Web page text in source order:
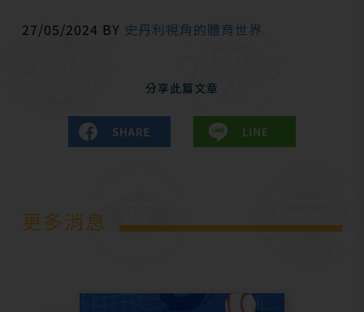
27/05/2024 BY 史丹利視角的體育世界
分享此篇文章
更多消息